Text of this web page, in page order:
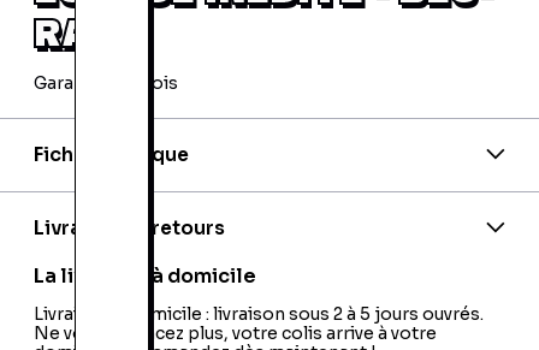
RAY
Garantie 24 mois
Fiche technique
Editeur:
20th Century Fox
Livraison et retours
La livraison à domicile
Livraison à domicile : livraison sous 2 à 5 jours ouvrés.
Ne vous déplacez plus, votre colis arrive à votre